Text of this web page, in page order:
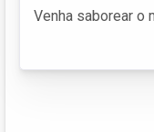
Venha saborear o